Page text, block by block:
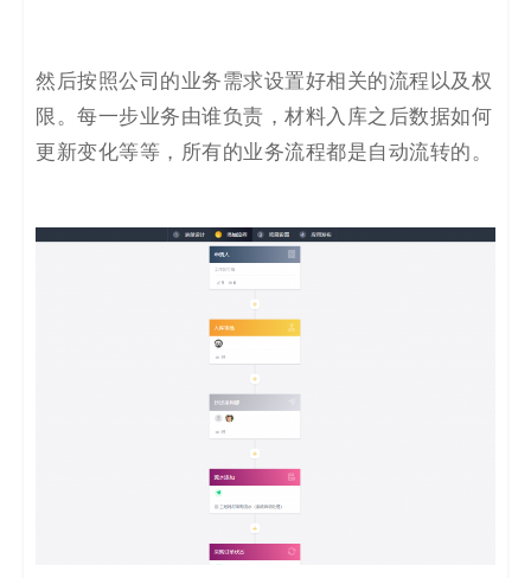
然后按照公司的业务需求设置好相关的流程以及权
限。每一步业务由谁负责，材料入库之后数据如何
更新变化等等，所有的业务流程都是自动流转的。